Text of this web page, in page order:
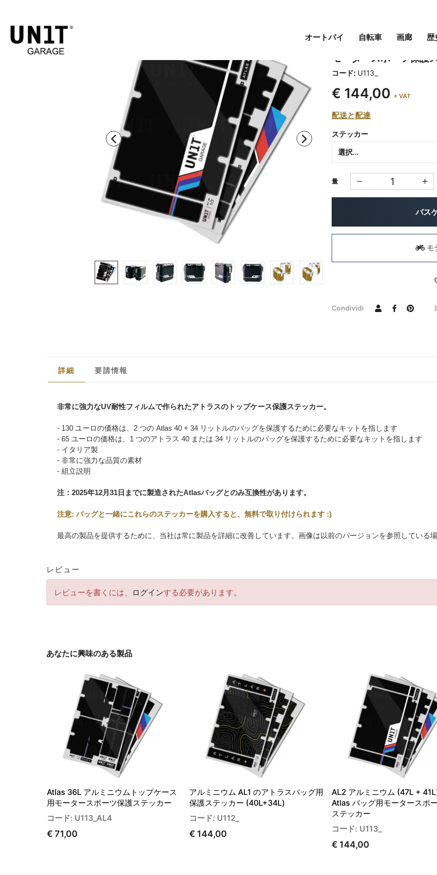
オートバイ 自転車 画廊 歴
アルミニウム AL1
モータースポーツ保護
コード: U113_
€ 144,00 + VAT
配送と配達
ステッカー
量
バス
モ
Condividi
詳細 要請情報
非常に強力なUV耐性フィルムで作られたアトラスのトップケース保護ステッカー。
- 130 ユーロの価格は、2 つの Atlas 40 + 34 リットルのバッグを保護するために必要なキットを指します
- 65 ユーロの価格は、1 つのアトラス 40 または 34 リットルのバッグを保護するために必要なキットを指します
- イタリア製
- 非常に強力な品質の素材
- 組立説明
注：2025年12月31日までに製造されたAtlasバッグとのみ互換性があります。
注意: バッグと一緒にこれらのステッカーを購入すると、無料で取り付けられます :)
最高の製品を提供するために、当社は常に製品を詳細に改善しています。画像は以前のバージョンを参照している場
レビュー
レビューを書くには、 ログインする必要があります。
あなたに興味のある製品
Atlas 36L アルミニウムトップケース
用モータースポーツ保護ステッカー
コード: U113_AL4
€ 71,00
アルミニウム AL1 のアトラスバッグ用
保護ステッカー (40L+34L)
コード: U112_
€ 144,00
AL2 アルミニウム (47L +
Atlas バッグ用モータースポ
ステッカー
コード: U113_
€ 144,00